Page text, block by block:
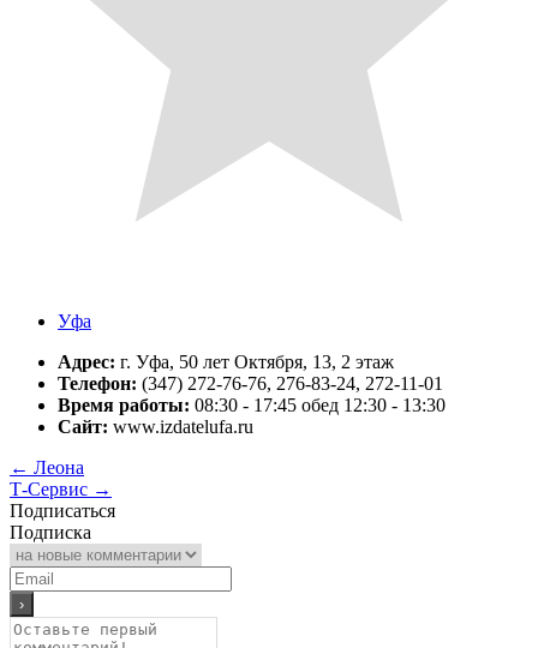
Уфа
Адрес: г. Уфа, 50 лет Октября, 13, 2 этаж
Телефон: (347) 272-76-76, 276-83-24, 272-11-01
Время работы: 08:30 - 17:45 обед 12:30 - 13:30
Сайт: www.izdatelufa.ru
← Леона
Т-Сервис →
Подписаться
Подписка